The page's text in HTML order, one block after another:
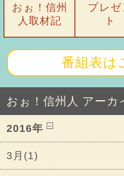
おぉ！信州
人取材記
プレゼ
ト
番組表は
おぉ！信州人 アーカ
2016年
3月(1)